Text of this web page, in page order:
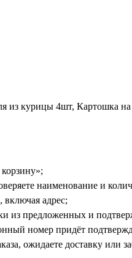
курицы 4шт, Картошка
наименование и
адрес;
предложенных и
номер придёт
ожидаете доставку или